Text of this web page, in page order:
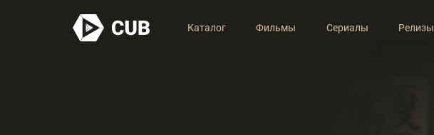
Каталог Фильмы Сериалы Релизы